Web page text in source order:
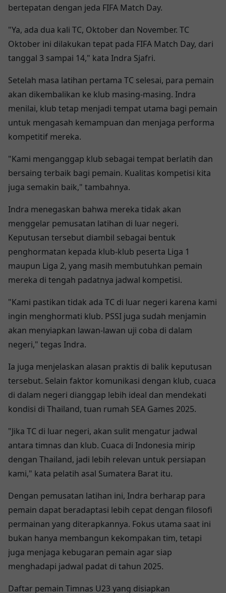
bertepatan dengan jeda FIFA Match Day.
"Ya, ada dua kali TC, Oktober dan November. TC
Oktober ini dilakukan tepat pada FIFA Match Day, dari
tanggal 3 sampai 14," kata Indra Sjafri.
Setelah masa latihan pertama TC selesai, para pemain
akan dikembalikan ke klub masing-masing. Indra
menilai, klub tetap menjadi tempat utama bagi pemain
untuk mengasah kemampuan dan menjaga performa
kompetitif mereka.
"Kami menganggap klub sebagai tempat berlatih dan
bersaing terbaik bagi pemain. Kualitas kompetisi kita
juga semakin baik," tambahnya.
Indra menegaskan bahwa mereka tidak akan
menggelar pemusatan latihan di luar negeri.
Keputusan tersebut diambil sebagai bentuk
penghormatan kepada klub-klub peserta Liga 1
maupun Liga 2, yang masih membutuhkan pemain
mereka di tengah padatnya jadwal kompetisi.
"Kami pastikan tidak ada TC di luar negeri karena kami
ingin menghormati klub. PSSI juga sudah menjamin
akan menyiapkan lawan-lawan uji coba di dalam
negeri," tegas Indra.
Ia juga menjelaskan alasan praktis di balik keputusan
tersebut. Selain faktor komunikasi dengan klub, cuaca
di dalam negeri dianggap lebih ideal dan mendekati
kondisi di Thailand, tuan rumah SEA Games 2025.
"Jika TC di luar negeri, akan sulit mengatur jadwal
antara timnas dan klub. Cuaca di Indonesia mirip
dengan Thailand, jadi lebih relevan untuk persiapan
kami," kata pelatih asal Sumatera Barat itu.
Dengan pemusatan latihan ini, Indra berharap para
pemain dapat beradaptasi lebih cepat dengan filosofi
permainan yang diterapkannya. Fokus utama saat ini
bukan hanya membangun kekompakan tim, tetapi
juga menjaga kebugaran pemain agar siap
menghadapi jadwal padat di tahun 2025.
Daftar pemain Timnas U23 yang disiapkan